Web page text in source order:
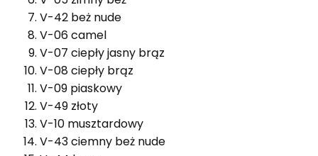
V-42 beż nude
V-06 camel
V-07 ciepły jasny brąz
V-08 ciepły brąz
V-09 piaskowy
V-49 złoty
V-10 musztardowy
V-43 ciemny beż nude